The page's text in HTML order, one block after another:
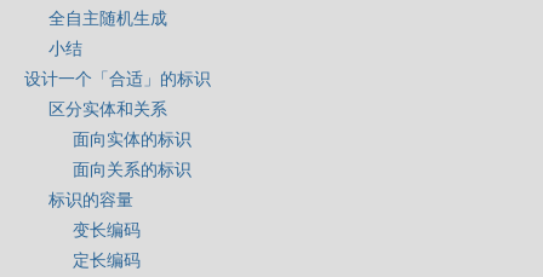
全自主随机生成
小结
设计一个「合适」的标识
区分实体和关系
面向实体的标识
面向关系的标识
标识的容量
变长编码
定长编码